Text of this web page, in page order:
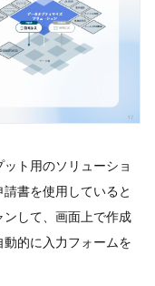
ト用のソリューショ
書を使用していると
して、画面上で作成
的に入力フォームを